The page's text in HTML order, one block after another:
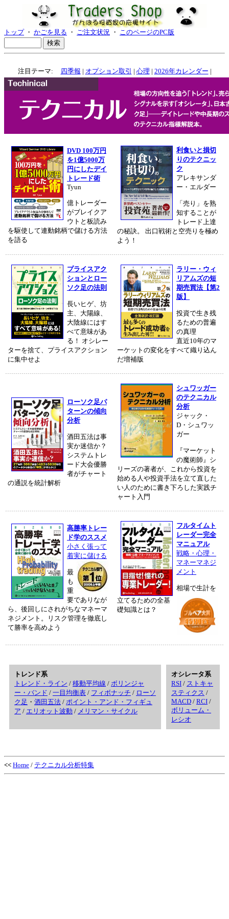
トップ・ かごを見る ・ ご注文状況 ・ このページのPC版
注目テーマ: 四季報 | オプション取引 | 心理 | 2026年カレンダー |
DVD 100万円
を1億5000万
円にしたデイ
トレード術
Tyun
億トレーダー
がブレイクア
ウトと板読み
を駆使して連動銘柄で儲ける方法
を語る
利食いと損切
りのテクニッ
ク
アレキサンダ
ー・エルダー
「売り」を熟
知することが
トレード上達
の秘訣。 出口戦術と空売りを極め
よう！
プライスアク
ションとロー
ソク足の法則
長いヒゲ、坊
主、大陽線、
大陰線にはす
べて意味があ
る！ オシレー
ターを捨て、プライスアクション
に集中せよ
ラリー・ウィ
リアムズの短
期売買法【第2
版】
投資で生き残
るための普遍
の真理
直近10年のマ
ーケットの変化をすべて織り込ん
だ増補版
ローソク足パ
ターンの傾向
分析
酒田五法は事
実か迷信か？
システムトレ
ード大会優勝
者がチャート
の通説を統計解析
シュワッガー
のテクニカル
分析
ジャック・
D・シュワッ
ガー
『マーケット
の魔術師』シ
リーズの著者が、これから投資を
始める人や投資手法を立て直した
い人のために書き下ろした実践チ
ャート入門
高勝率トレー
ド学のススメ
小さく張って
着実に儲ける
最
も
重
要でありなが
ら、後回しにされがちなマネーマ
ネジメント。リスク管理を徹底し
て勝率を高めよう
フルタイムト
レーダー完全
マニュアル
戦略・心理・
マネーマネジ
メント
相場で生計を
立てるための全基
礎知識とは？
トレンド系
トレンド・ライン / 移動平均線 / ボリンジャ
ー・バンド / 一目均衡表 / フィボナッチ / ローソ
ク足 ・ 酒田五法 / ポイント・アンド・フィギュ
ア / エリオット波動 / メリマン・サイクル
オシレータ系
RSI / ストキャ
スティクス /
MACD / RCI /
ボリューム・
レシオ
<< Home / テクニカル分析特集